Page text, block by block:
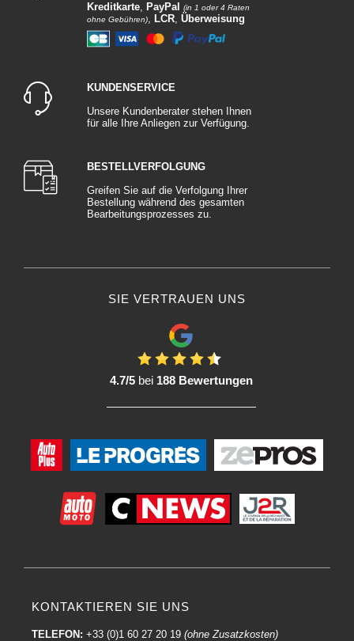
Kreditkarte, PayPal
(in 1 oder 4 Raten
ohne Gebühren), LCR, Überweisung
KUNDENSERVICE
Unsere Kundenberater stehen Ihnen
für alle Ihre Anliegen zur Verfügung.
BESTELLVERFOLGUNG
Greifen Sie auf die Verfolgung Ihrer
Bestellung während des gesamten
Bearbeitungsprozesses zu.
SIE VERTRAUEN UNS
4.7/5bei 188 Bewertungen
KONTAKTIEREN SIE UNS
TELEFON: +33 (0)1 60 27 20 19 (ohne Zusatzkosten)